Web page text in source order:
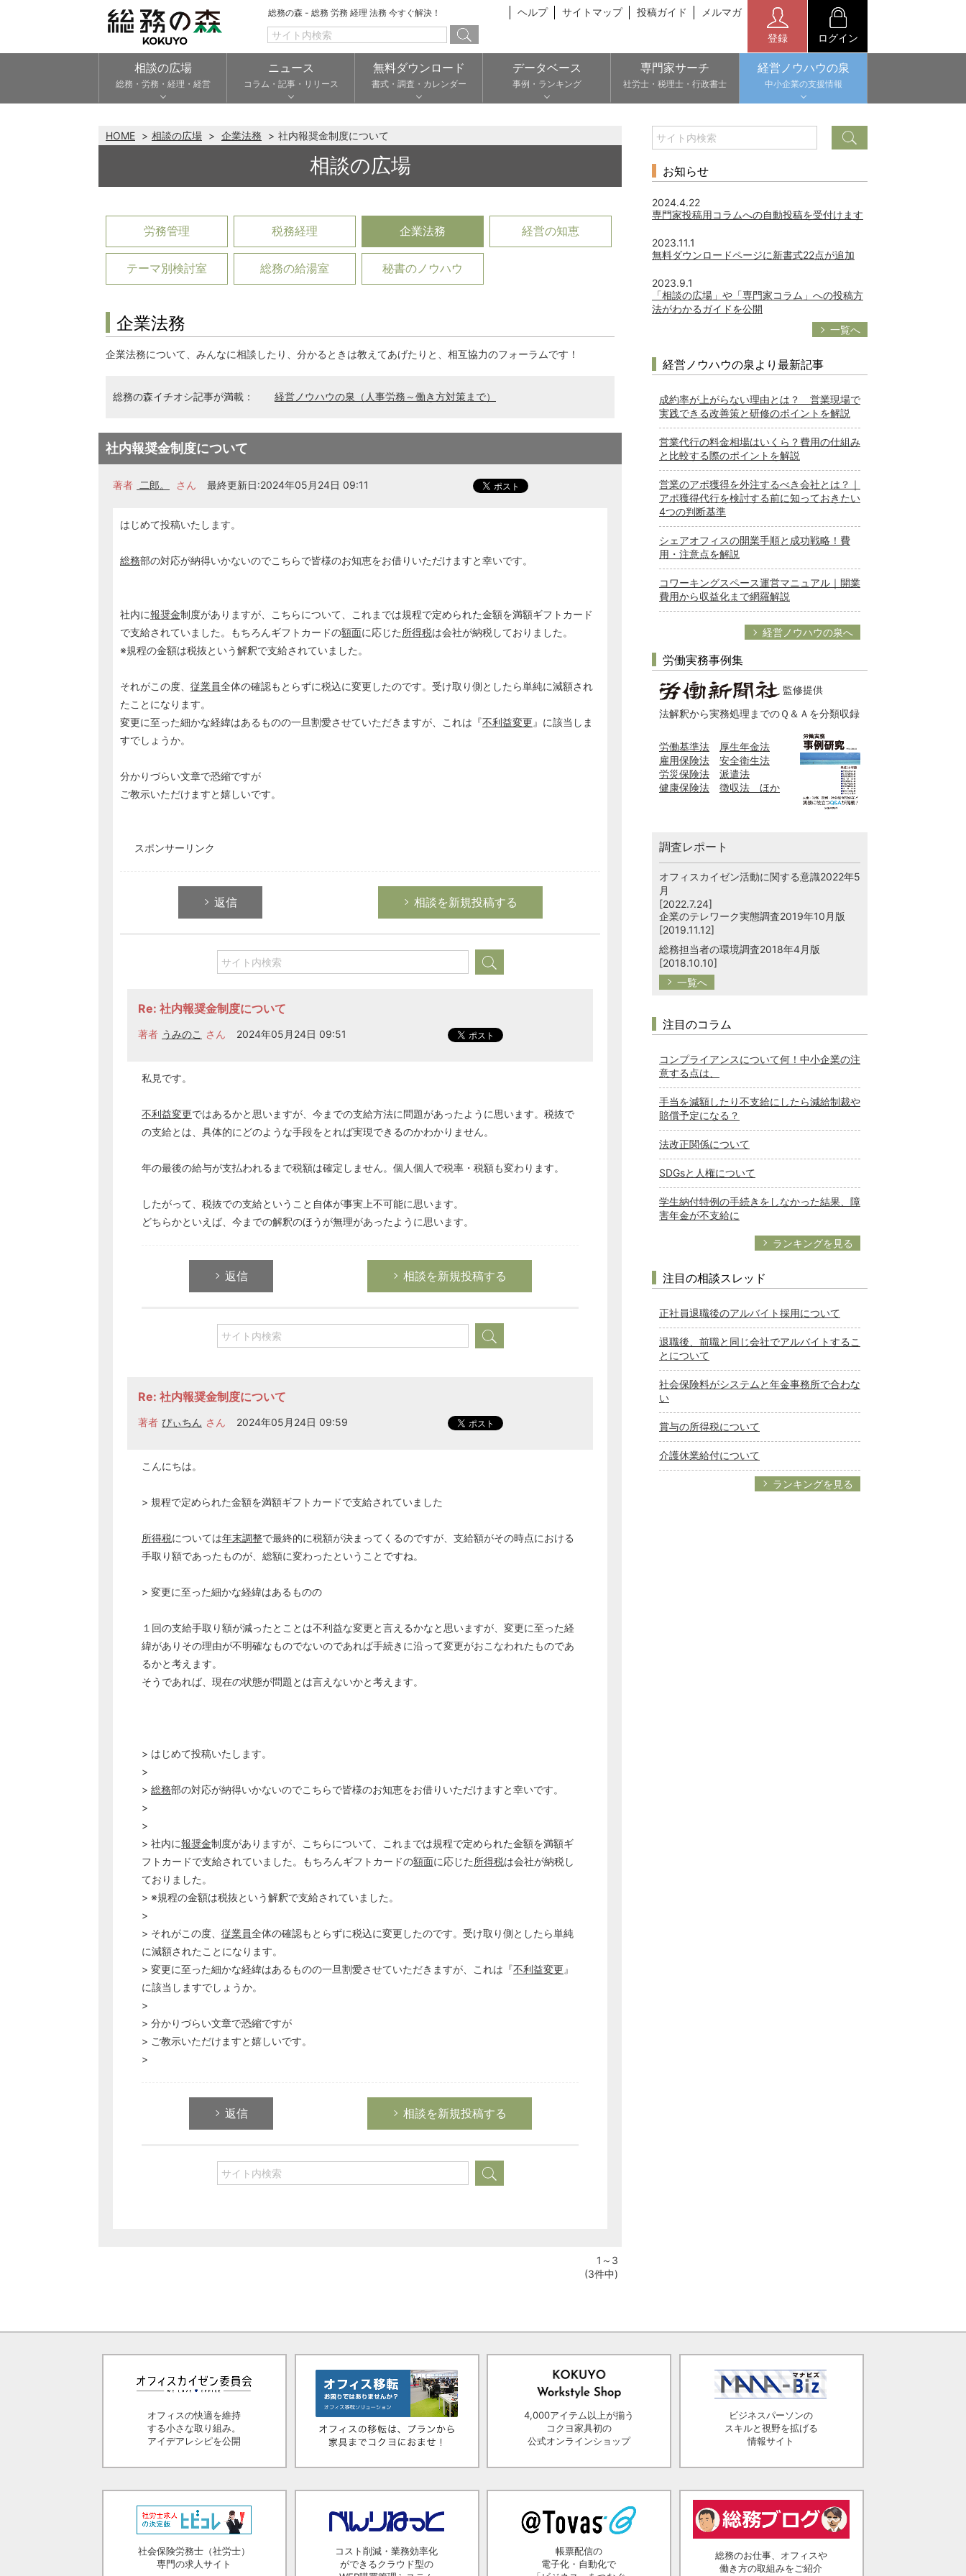
総務の森 - 総務 労務 経理 法務 今すぐ解決！ ヘルプ サイトマップ 投稿ガイド メルマガ
登録 ログイン
相談の広場
総務・労務・経理・経営
ニュース
コラム・記事・リリース
無料ダウンロード
書式・調査・カレンダー
データベース
事例・ランキング
専門家サーチ
社労士・税理士・行政書士
経営ノウハウの泉
中小企業の支援情報
HOME 相談の広場 企業法務 社内報奨金制度について
相談の広場
労務管理 税務経理 企業法務 経営の知恵
テーマ別検討室 総務の給湯室 秘書のノウハウ
企業法務
企業法務について、みんなに相談したり、分かるときは教えてあげたりと、相互協力のフォーラムです！
総務の森イチオシ記事が満載： 経営ノウハウの泉（人事労務～働き方対策まで）
社内報奨金制度について
著者 二郎。 さん 最終更新日:2024年05月24日 09:11
はじめて投稿いたします。
総務部の対応が納得いかないのでこちらで皆様のお知恵をお借りいただけますと幸いです。
社内に報奨金制度がありますが、こちらについて、これまでは規程で定められた金額を満額ギフトカード
で支給されていました。もちろんギフトカードの額面に応じた所得税は会社が納税しておりました。
※規程の金額は税抜という解釈で支給されていました。
それがこの度、 従業員全体の確認もとらずに税込に変更したのです。受け取り側としたら単純に減額され
たことになります。
変更に至った細かな経緯はあるものの一旦割愛させていただきますが、これは『不利益変更 』に該当しま
すでしょうか。
分かりづらい文章で恐縮ですが
ご教示いただけますと嬉しいです。
スポンサーリンク
返信 相談を新規投稿する
Re: 社内報奨金制度について
著者 うみのこ さん 2024年05月24日 09:51
私見です。
不利益変更ではあるかと思いますが、今までの支給方法に問題があったように思います。税抜で
の支給とは、具体的にどのような手段をとれば実現できるのかわかりません。
年の最後の給与が支払われるまで税額は確定しません。個人個人で税率・税額も変わります。
したがって、税抜での支給ということ自体が事実上不可能に思います。
どちらかといえば、今までの解釈のほうが無理があったように思います。
返信 相談を新規投稿する
Re: 社内報奨金制度について
著者 ぴぃちん さん 2024年05月24日 09:59
こんにちは。
> 規程で定められた金額を満額ギフトカードで支給されていました
所得税については年末調整で最終的に税額が決まってくるのですが、支給額がその時点における
手取り額であったものが、総額に変わったということですね。
> 変更に至った細かな経緯はあるものの
１回の支給手取り額が減ったとことは不利益な変更と言えるかなと思いますが、変更に至った経
緯がありその理由が不明確なものでないのであれば手続きに沿って変更がおこなわれたものであ
るかと考えます。
そうであれば、現在の状態が問題とは言えないかと考えます。
> はじめて投稿いたします。
>
> 総務部の対応が納得いかないのでこちらで皆様のお知恵をお借りいただけますと幸いです。
>
>
> 社内に報奨金制度がありますが、こちらについて、これまでは規程で定められた金額を満額ギ
フトカードで支給されていました。もちろんギフトカードの額面に応じた所得税は会社が納税し
ておりました。
> ※規程の金額は税抜という解釈で支給されていました。
>
> それがこの度、 従業員全体の確認もとらずに税込に変更したのです。受け取り側としたら単純
に減額されたことになります。
> 変更に至った細かな経緯はあるものの一旦割愛させていただきますが、これは『不利益変更 』
に該当しますでしょうか。
>
> 分かりづらい文章で恐縮ですが
> ご教示いただけますと嬉しいです。
>
返信 相談を新規投稿する
どのカテゴリーに投稿しますか？
企業法務
1～3
(3件中)
お知らせ
2024.4.22
専門家投稿用コラムへの自動投稿を受付けます
2023.11.1
無料ダウンロードページに新書式22点が追加
2023.9.1
「相談の広場」や「専門家コラム」への投稿方
法がわかるガイドを公開
一覧へ
経営ノウハウの泉より最新記事
成約率が上がらない理由とは？ 営業現場で
実践できる改善策と研修のポイントを解説
営業代行の料金相場はいくら？費用の仕組み
と比較する際のポイントを解説
営業のアポ獲得を外注するべき会社とは？｜
アポ獲得代行を検討する前に知っておきたい
4つの判断基準
シェアオフィスの開業手順と成功戦略！費
用・注意点を解説
コワーキングスペース運営マニュアル｜開業
費用から収益化まで網羅解説
経営ノウハウの泉へ
労働実務事例集
監修提供
法解釈から実務処理までのＱ＆Ａを分類収録
労働基準法
厚生年金法
雇用保険法
安全衛生法
労災保険法
派遣法
健康保険法
徴収法 ほか
調査レポート
オフィスカイゼン活動に関する意識2022年5
月
[2022.7.24]
企業のテレワーク実態調査2019年10月版
[2019.11.12]
総務担当者の環境調査2018年4月版
[2018.10.10]
一覧へ
注目のコラム
コンプライアンスについて何！中小企業の注
意する点は、
手当を減額したり不支給にしたら減給制裁や
賠償予定になる？
法改正関係について
SDGsと人権について
学生納付特例の手続きをしなかった結果、障
害年金が不支給に
ランキングを見る
注目の相談スレッド
正社員退職後のアルバイト採用について
退職後、前職と同じ会社でアルバイトするこ
とについて
社会保険料がシステムと年金事務所で合わな
い
賞与の所得税について
介護休業給付について
ランキングを見る
オフィスの快適を維持
する小さな取り組み。
アイデアレシピを公開
4,000アイテム以上が揃う
コクヨ家具初の
公式オンラインショップ
ビジネスパーソンの
スキルと視野を拡げる
情報サイト
社会保険労務士（社労士）
専門の求人サイト
コスト削減・業務効率化
ができるクラウド型の
帳票配信の
電子化・自動化で
総務のお仕事、オフィスや
働き方の取組みをご紹介